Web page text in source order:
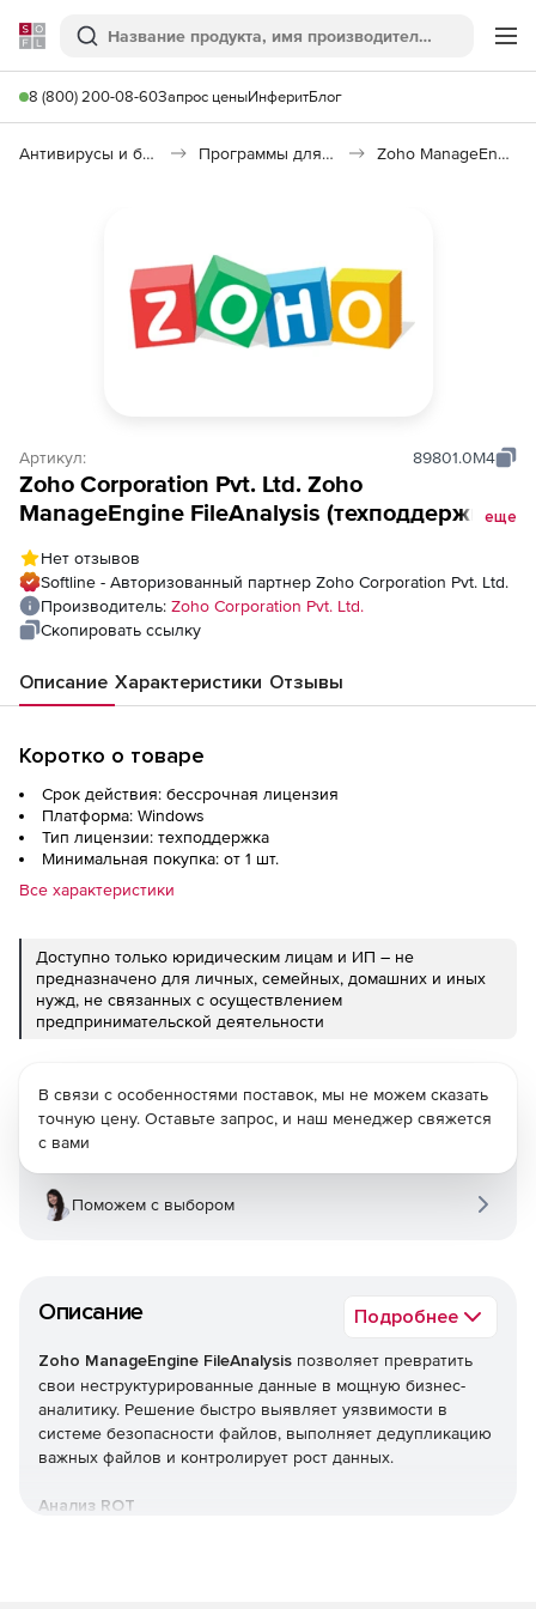
Softline
Поиск
8 (800) 200-08-60Запрос ценыИнферитБлог
Антивирусы и безопасность Программы для защиты информации Zoho ManageEngine FileAnalysis
Артикул: 89801.0M4
Zoho Corporation Pvt. Ltd. Zoho
ManageEngine FileAnalysis (техподдержка
Annual), fee for 10 TB
еще
Нет отзывов
Softline - Авторизованный партнер Zoho Corporation Pvt. Ltd.
Производитель: Zoho Corporation Pvt. Ltd.
Скопировать ссылку
Описание Характеристики Отзывы
Коротко о товаре
Срок действия: бессрочная лицензия
Платформа: Windows
Тип лицензии: техподдержка
Минимальная покупка: от 1 шт.
Все характеристики
Доступно только юридическим лицам и ИП – не
предназначено для личных, семейных, домашних и иных
нужд, не связанных с осуществлением
предпринимательской деятельности
Описание Подробнее
Zoho ManageEngine FileAnalysis позволяет превратить
свои неструктурированные данные в мощную бизнес-
аналитику. Решение быстро выявляет уязвимости в
системе безопасности файлов, выполняет дедупликацию
важных файлов и контролирует рост данных.
Анализ ROT
В связи с особенностями поставок, мы не можем сказать
точную цену. Оставьте запрос, и наш менеджер свяжется
с вами
Поможем с выбором